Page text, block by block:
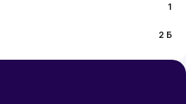
1
2 Б